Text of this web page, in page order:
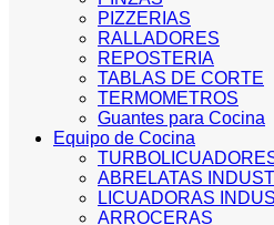
PIZZERIAS
RALLADORES
REPOSTERIA
TABLAS DE CORTE
TERMOMETROS
Guantes para Cocina
Equipo de Cocina
ABRELATAS
LICUADORAS
ARROCERAS